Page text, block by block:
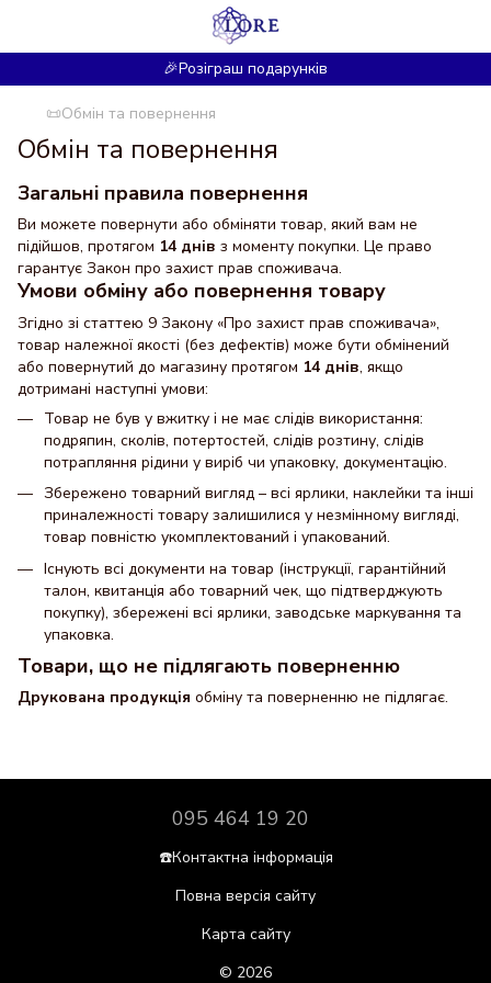
🎉Розіграш подарунків
📜Обмін та повернення
Обмін та повернення
Загальні правила повернення
Ви можете повернути або обміняти товар, який вам не
підійшов, протягом 14 днів з моменту покупки. Це право
гарантує Закон про захист прав споживача.
Умови обміну або повернення товару
Згідно зі статтею 9 Закону «Про захист прав споживача»,
товар належної якості (без дефектів) може бути обмінений
або повернутий до магазину протягом 14 днів, якщо
дотримані наступні умови:
Товар не був у вжитку і не має слідів використання:
подряпин, сколів, потертостей, слідів розтину, слідів
потрапляння рідини у виріб чи упаковку, документацію.
Збережено товарний вигляд – всі ярлики, наклейки та інші
приналежності товару залишилися у незмінному вигляді,
товар повністю укомплектований і упакований.
Існують всі документи на товар (інструкції, гарантійний
талон, квитанція або товарний чек, що підтверджують
покупку), збережені всі ярлики, заводське маркування та
упаковка.
Товари, що не підлягають поверненню
Друкована продукція обміну та поверненню не підлягає.
095 464 19 20
☎️Контактна інформація
Повна версія сайту
Карта сайту
© 2026